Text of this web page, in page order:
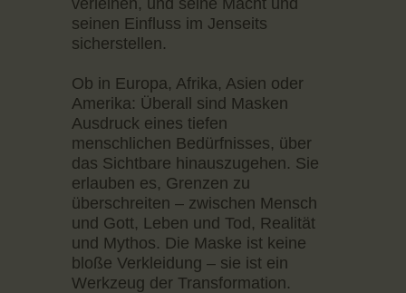
verleihen, und seine Macht und
seinen Einfluss im Jenseits
sicherstellen.
Ob in Europa, Afrika, Asien oder
Amerika: Überall sind Masken
Ausdruck eines tiefen
menschlichen Bedürfnisses, über
das Sichtbare hinauszugehen. Sie
erlauben es, Grenzen zu
überschreiten – zwischen Mensch
und Gott, Leben und Tod, Realität
und Mythos. Die Maske ist keine
bloße Verkleidung – sie ist ein
Werkzeug der Transformation.